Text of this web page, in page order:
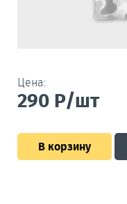
Цена:
290 Р/шт
В корзину